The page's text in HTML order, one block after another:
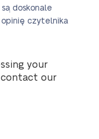
doskonale
opinię czytelnika
your
contact our